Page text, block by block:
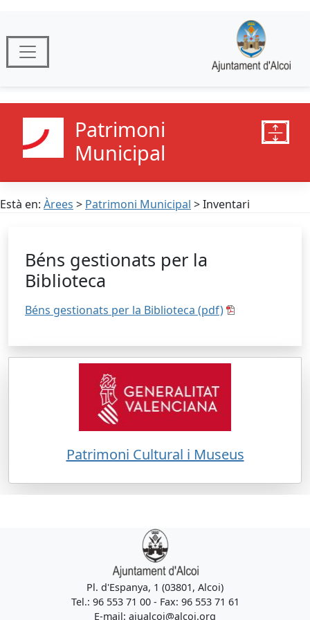
Patrimoni
Municipal
Està en: Àrees > Patrimoni Municipal > Inventari
Béns gestionats per la
Biblioteca
Béns gestionats per la Biblioteca (pdf)
Patrimoni Cultural i Museus
Pl. d'Espanya, 1 (03801, Alcoi)
Tel.: 96 553 71 00 - Fax: 96 553 71 61
E-mail: ajualcoi@alcoi.org